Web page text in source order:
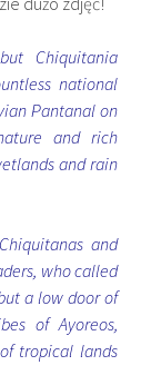
Chiquitania
national
Pantanal on
and rich
and rain
and
who called
a low door of
of Ayoreos,
tropical lands